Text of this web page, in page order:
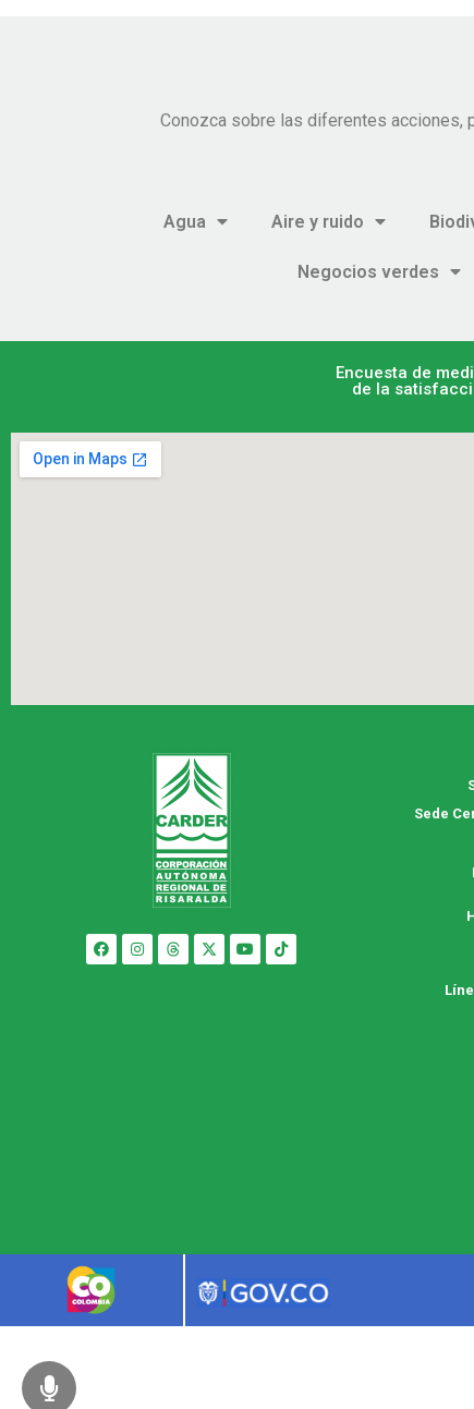
Conozca sobre las diferentes acciones,
Agua Aire y ruido
Negocios verdes
Encuesta de
de la
Sede